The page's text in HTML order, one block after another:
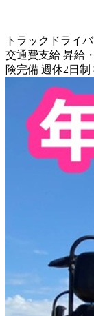
トラックドライ
交通費支給 昇給
険完備 週休2日制